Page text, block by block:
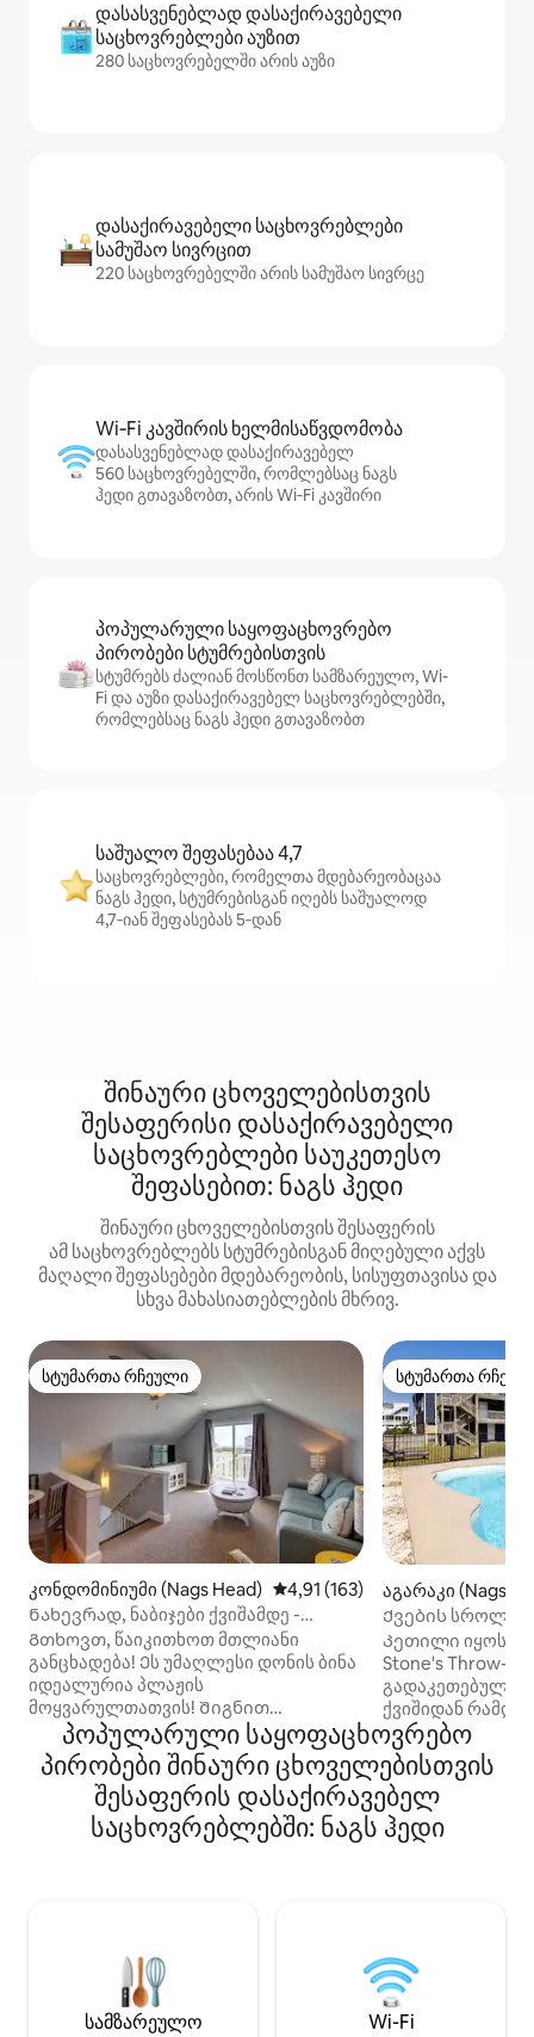
დასასვენებლად დასაქირავებელი
საცხოვრებლები აუზით
280 საცხოვრებელში არის აუზი
დასაქირავებელი საცხოვრებლები
სამუშაო სივრცით
220 საცხოვრებელში არის სამუშაო სივრცე
Wi‑Fi კავშირის ხელმისაწვდომობა
დასასვენებლად დასაქირავებელ
560 საცხოვრებელში, რომლებსაც ნაგს
ჰედი გთავაზობთ, არის Wi‑Fi კავშირი
პოპულარული საყოფაცხოვრებო
პირობები სტუმრებისთვის
სტუმრებს ძალიან მოსწონთ სამზარეულო, Wi-
Fi და აუზი დასაქირავებელ საცხოვრებლებში,
რომლებსაც ნაგს ჰედი გთავაზობთ
საშუალო შეფასებაა 4,7
საცხოვრებლები, რომელთა მდებარეობაცაა
ნაგს ჰედი, სტუმრებისგან იღებს საშუალოდ
4,7‑იან შეფასებას 5‑დან
შინაური ცხოველებისთვის
შესაფერისი დასაქირავებელი
საცხოვრებლები საუკეთესო
შეფასებით: ნაგს ჰედი
შინაური ცხოველებისთვის შესაფერის
ამ საცხოვრებლებს სტუმრებისგან მიღებული აქვს
მაღალი შეფასებები მდებარეობის, სისუფთავისა და
სხვა მახასიათებლების მხრივ.
სტუმართა რჩეული
სტუმართა რჩეული
კონდომინიუმი (Nags Head) საშუალო შეფასებაა 5‑დან
4,91 (163)
Ნახევრად, ნაბიჯები ქვიშამდე -
გასეირნება რესტორნებამდე -
შინაური ცხოველები
Გთხოვთ, წაიკითხოთ მთლიანი
განცხადება! Ეს უმაღლესი დონის ბინა
იდეალურია პლაჟის
მოყვარულთათვის! Შიგნით
დაგხვდებათ 2 საძინებელი და დიდი
კვება სამზარეულოში. Მისაღები
ოთახი ოკეანის პირას დგას დიდი
ტელევიზორით, რომელიც
სასადილოსა და სამზარეულოს
სივრცეში იხსნება. 1 ‑ იანი საწოლი -1
გადასახადის სანაცვლოდ * შედის
დამწყებთათვის განკუთვნილი
მინიმალური მარაგი * მაქსიმუმ
2 ძაღლი ნებართვით და 150$‑იანი
სტუმართა
სტუმართა
აგარაკი (Nags
Ქვების სროლა
Კეთილი იყოს
Stone's Throw-
გადაკეთებული
ქვიშიდან
გასასვლელის
აუზით, გარე
და
აუზით, შინაური
შესაფერისი ეს
იდეალური
თქვენ
გჭირდებათ
სახლი
პოპულარული საყოფაცხოვრებო
პირობები შინაური ცხოველებისთვის
შესაფერის დასაქირავებელ
საცხოვრებლებში: ნაგს ჰედი
სამზარეულო Wi-Fi